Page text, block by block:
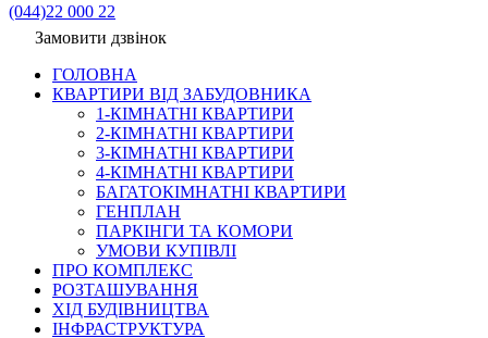
(044)22 000 22
Замовити дзвінок
ГОЛОВНА
КВАРТИРИ ВІД ЗАБУДОВНИКА
1-КІМНАТНІ КВАРТИРИ
2-КІМНАТНІ КВАРТИРИ
3-КІМНАТНІ КВАРТИРИ
4-КІМНАТНІ КВАРТИРИ
БАГАТОКІМНАТНІ КВАРТИРИ
ГЕНПЛАН
ПАРКІНГИ ТА КОМОРИ
УМОВИ КУПІВЛІ
ПРО КОМПЛЕКС
РОЗТАШУВАННЯ
ХІД БУДІВНИЦТВА
ІНФРАСТРУКТУРА